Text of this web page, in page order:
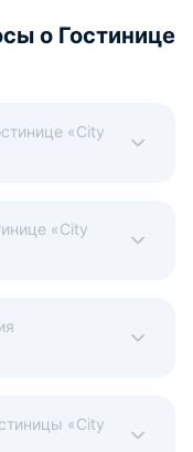
о Гостинице
«City
«City
«City